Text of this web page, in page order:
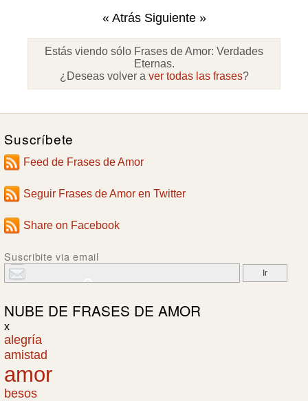
« Atrás Siguiente »
Estás viendo sólo Frases de Amor: Verdades
Eternas.
¿Deseas volver a ver todas las frases?
Suscríbete
Feed de Frases de Amor
Seguir Frases de Amor en Twitter
Share on Facebook
Suscribite via email
NUBE DE FRASES DE AMOR
x
alegría
amistad
amor
besos